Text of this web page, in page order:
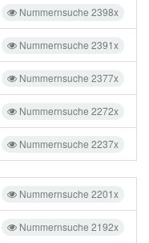
Nummernsuche 2398x
Nummernsuche 2391x
Nummernsuche 2377x
Nummernsuche 2272x
Nummernsuche 2237x
Nummernsuche 2201x
Nummernsuche 2192x